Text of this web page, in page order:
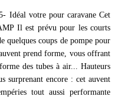
Idéal votre pour caravane Cet
Il est prévu pour les courts
quelques coups de pompe pour
prend forme, vous offrant
des tubes à air... Hauteurs
surprenant encore : cet auvent
tout aussi performante